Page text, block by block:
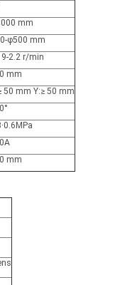
mm
φ500 mm
2.2 r/min
mm
50 mm Y:≥ 50 mm
mm